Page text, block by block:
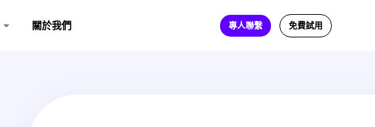
關於我們 專人聯繫 免費試用